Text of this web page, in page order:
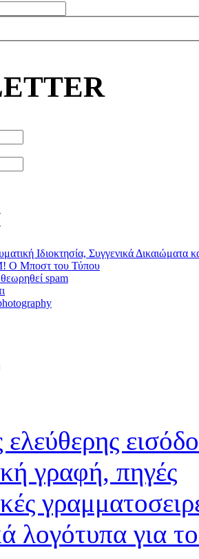
Ιδιοκτησία, Συγγενικά Δικαιώματα
Μποστ του Τύπου
spam
γραφή, πηγές
λογότυπα για